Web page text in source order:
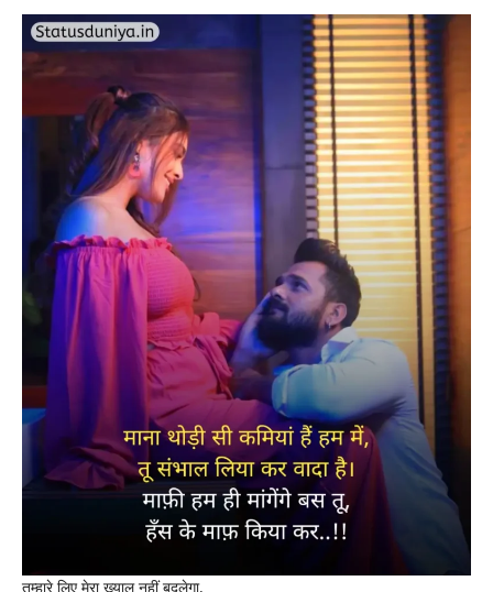
तुम्हारे लिए मेरा ख्याल नहीं बदलेगा,